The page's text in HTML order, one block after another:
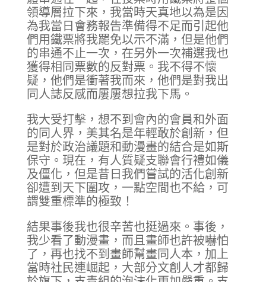
領導層拉下來，我當時天真地以為是因
為我當日會務報告準備得不足而引起他
們用鐵票將我罷免以示不滿，但是他們
的串通不止一次，在另外一次補選我也
獲得相同票數的反對票。我不得不懷
疑，他們是衝著我而來，他們是對我出
同人誌反感而屢屢想拉我下馬。
我大受打擊，想不到會內的會員和外面
的同人界，美其名是年輕敢於創新，但
是對於政治議題和動漫畫的結合是如斯
保守。現在，有人質疑支聯會行禮如儀
及僵化，但是昔日我們嘗試的活化創新
卻遭到天下圍攻，一點空間也不給，可
謂雙重標準的極致！
結果事後我也很辛苦也挺過來。事後，
我少看了動漫畫，而且畫師也許被嚇怕
了，再也找不到畫師幫畫同人本，加上
當時社民連崛起，大部分文創人才都歸